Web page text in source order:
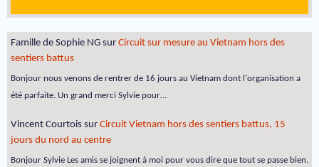
Famille de Sophie NG sur Circuit sur mesure au Vietnam hors des
sentiers battus
Bonjour nous venons de rentrer de 16 jours au Vietnam dont l'organisation a
été parfaite. Un grand merci Sylvie pour…
Vincent Courtois sur Circuit Vietnam hors des sentiers battus, 15
jours du nord au centre
Bonjour Sylvie Les amis se joignent à moi pour vous dire que tout se passe bien.